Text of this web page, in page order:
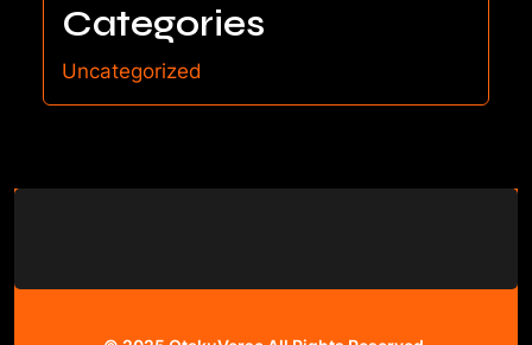
Categories
Uncategorized